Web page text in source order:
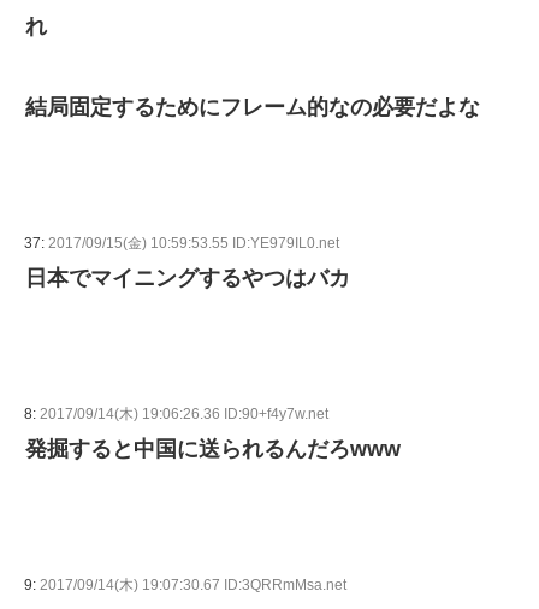
れ
結局固定するためにフレーム的なの必要だよな
37: 2017/09/15(金) 10:59:53.55 ID:YE979IL0.net
日本でマイニングするやつはバカ
8: 2017/09/14(木) 19:06:26.36 ID:90+f4y7w.net
発掘すると中国に送られるんだろwww
9: 2017/09/14(木) 19:07:30.67 ID:3QRRmMsa.net